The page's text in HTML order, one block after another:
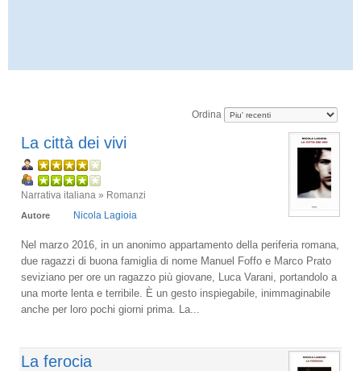
Ordina
La città dei vivi
Narrativa italiana » Romanzi
Autore Nicola Lagioia
Nel marzo 2016, in un anonimo appartamento della periferia romana,
due ragazzi di buona famiglia di nome Manuel Foffo e Marco Prato
seviziano per ore un ragazzo più giovane, Luca Varani, portandolo a
una morte lenta e terribile. È un gesto inspiegabile, inimmaginabile
anche per loro pochi giorni prima. La...
La ferocia